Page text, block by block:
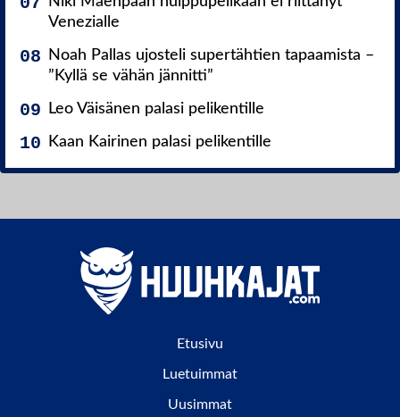
Venezialle
Noah Pallas ujosteli supertähtien tapaamista –
”Kyllä se vähän jännitti”
Leo Väisänen palasi pelikentille
Kaan Kairinen palasi pelikentille
Etusivu
Luetuimmat
Uusimmat